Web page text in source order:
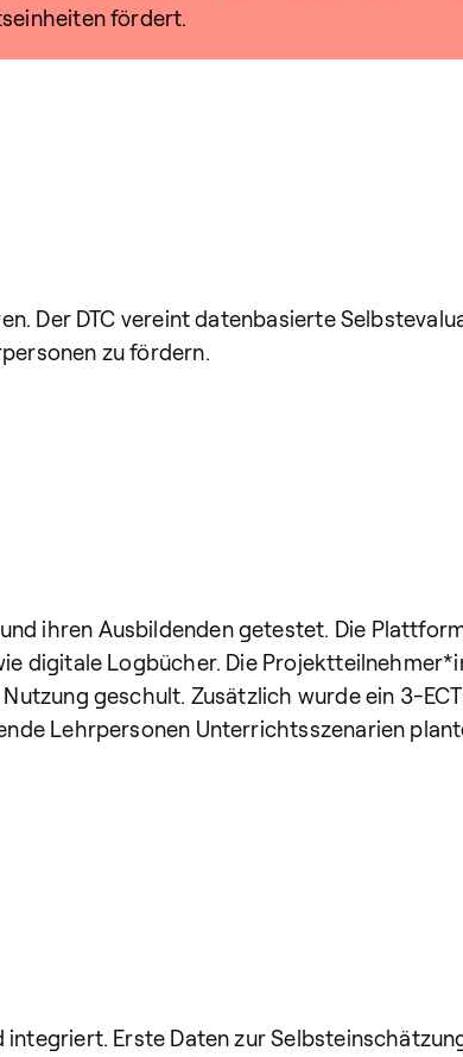
fördert.
Der DTC vereint datenbasierte
zu fördern.
ihren Ausbildenden getestet. Die
digitale Logbücher. Die
geschult. Zusätzlich wurde ein 3-
Lehrpersonen Unterrichtsszenarien
Erste Daten zur